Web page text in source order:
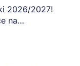
2026/2027!
na
w